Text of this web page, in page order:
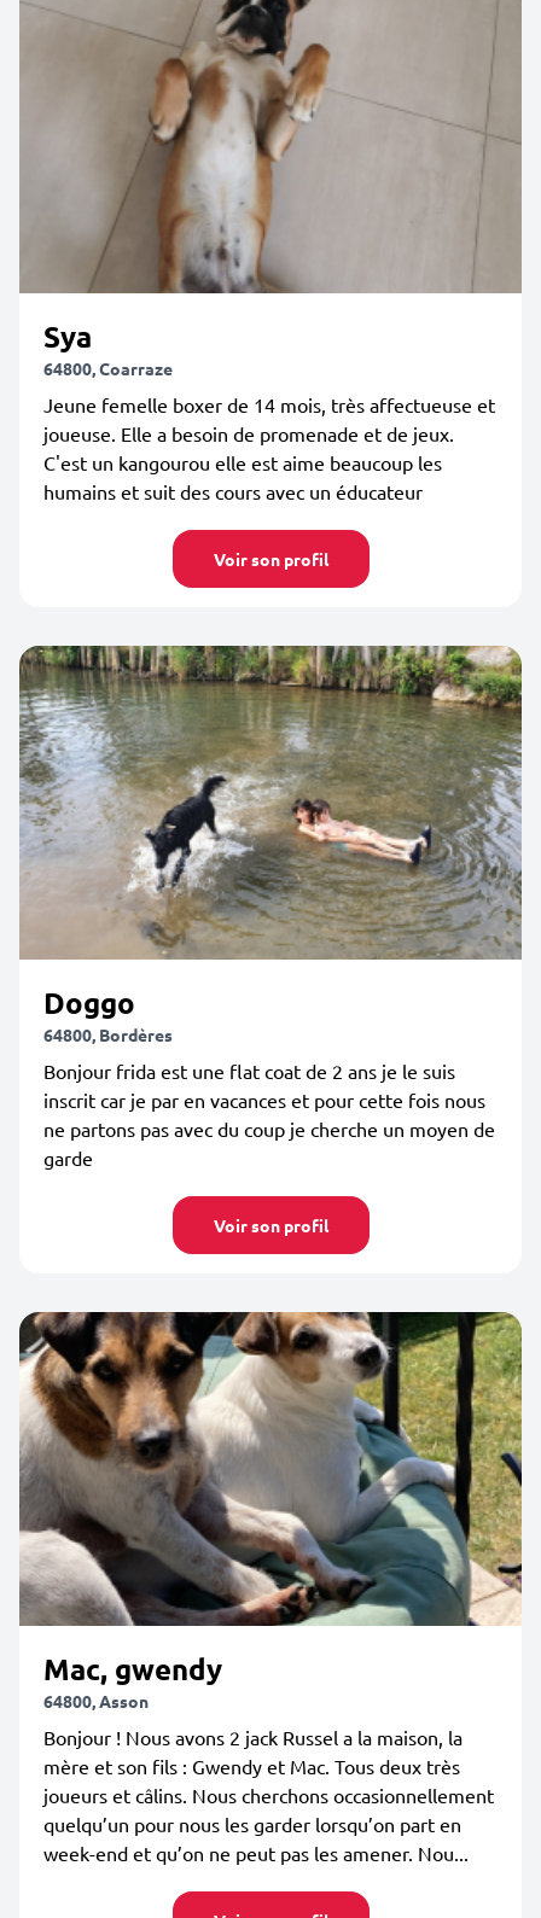
Sya
64800, Coarraze
Jeune femelle boxer de 14 mois, très affectueuse et
joueuse. Elle a besoin de promenade et de jeux.
C'est un kangourou elle est aime beaucoup les
humains et suit des cours avec un éducateur
Voir son profil
Doggo
64800, Bordères
Bonjour frida est une flat coat de 2 ans je le suis
inscrit car je par en vacances et pour cette fois nous
ne partons pas avec du coup je cherche un moyen de
garde
Voir son profil
Mac, gwendy
64800, Asson
Bonjour ! Nous avons 2 jack Russel a la maison, la
mère et son fils : Gwendy et Mac. Tous deux très
joueurs et câlins. Nous cherchons occasionnellement
quelqu’un pour nous les garder lorsqu’on part en
week-end et qu’on ne peut pas les amener. Nou...